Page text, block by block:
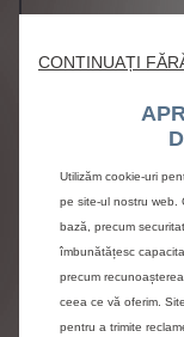
Tapiterie textila
CONTINUAȚI
Utilizăm cookie-uri
pe site-ul nostru web.
bază, precum
îmbunătățesc
precum
ceea ce vă oferim.
pentru a trimite